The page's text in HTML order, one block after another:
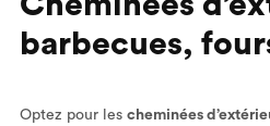
barbecues,
Optez pour les cheminées